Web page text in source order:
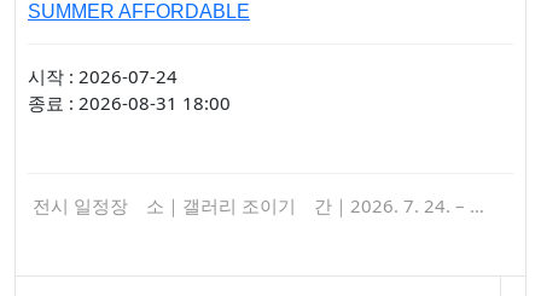
SUMMER AFFORDABLE
시작 : 2026-07-24
종료 : 2026-08-31 18:00
전시 일정장 소｜갤러리 조이기 간｜2026. 7. 24. – …